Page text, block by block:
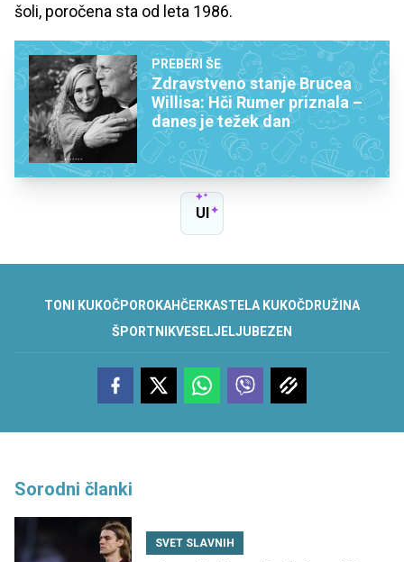
šoli, poročena sta od leta 1986.
PREBERI ŠE
Zdravstveno stanje Brucea
Willisa: Hči Rumer priznala –
danes je težek dan
UI
TONI KUKOČPOROKAHČERKASTELA KUKOČDRUŽINA
ŠPORTNIKVESELJELJUBEZEN
Sorodni članki
SVET SLAVNIH